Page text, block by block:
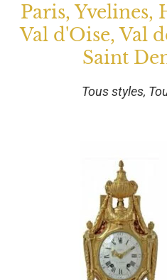
Paris, Yvelines,
Val d'Oise, Val
Saint
Tous styles,